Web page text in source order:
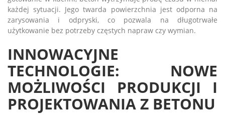
każdej sytuacji. Jego twarda powierzchnia jest odporna na
zarysowania i odpryski, co pozwala na długotrwałe
użytkowanie bez potrzeby częstych napraw czy wymian.
INNOWACYJNE
TECHNOLOGIE: NOWE
MOŻLIWOŚCI PRODUKCJI I
PROJEKTOWANIA Z BETONU